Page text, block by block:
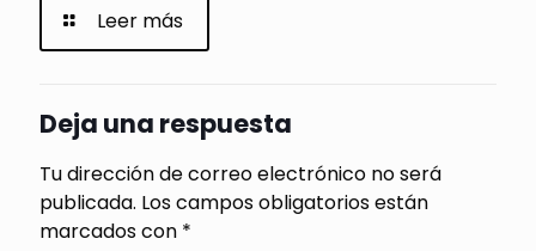
Leer más
Deja una respuesta
Tu dirección de correo electrónico no será
publicada. Los campos obligatorios están
marcados con *